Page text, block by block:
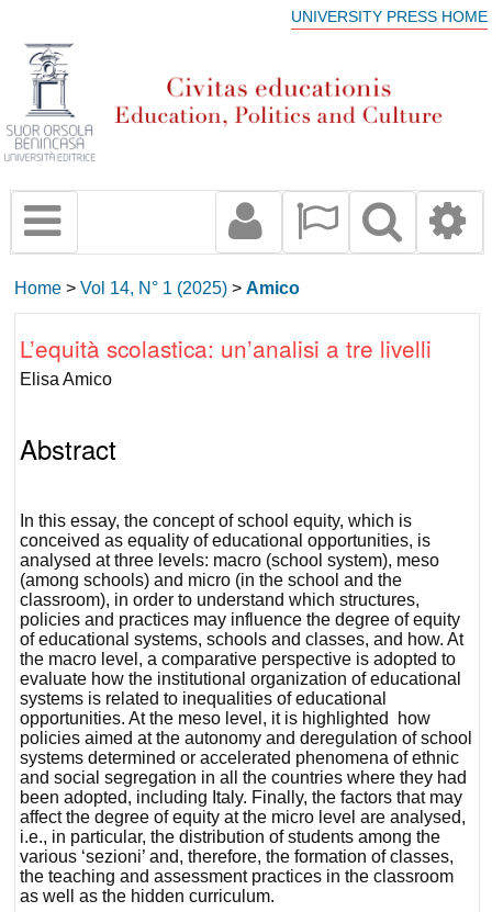
UNIVERSITY PRESS HOME
Home >Vol 14, N° 1 (2025) >Amico
L’equità scolastica: un’analisi a tre livelli
Elisa Amico
Abstract
In this essay, the concept of school equity, which is
conceived as equality of educational opportunities, is
analysed at three levels: macro (school system), meso
(among schools) and micro (in the school and the
classroom), in order to understand which structures,
policies and practices may influence the degree of equity
of educational systems, schools and classes, and how. At
the macro level, a comparative perspective is adopted to
evaluate how the institutional organization of educational
systems is related to inequalities of educational
opportunities. At the meso level, it is highlighted how
policies aimed at the autonomy and deregulation of school
systems determined or accelerated phenomena of ethnic
and social segregation in all the countries where they had
been adopted, including Italy. Finally, the factors that may
affect the degree of equity at the micro level are analysed,
i.e., in particular, the distribution of students among the
various ‘sezioni’ and, therefore, the formation of classes,
the teaching and assessment practices in the classroom
as well as the hidden curriculum.